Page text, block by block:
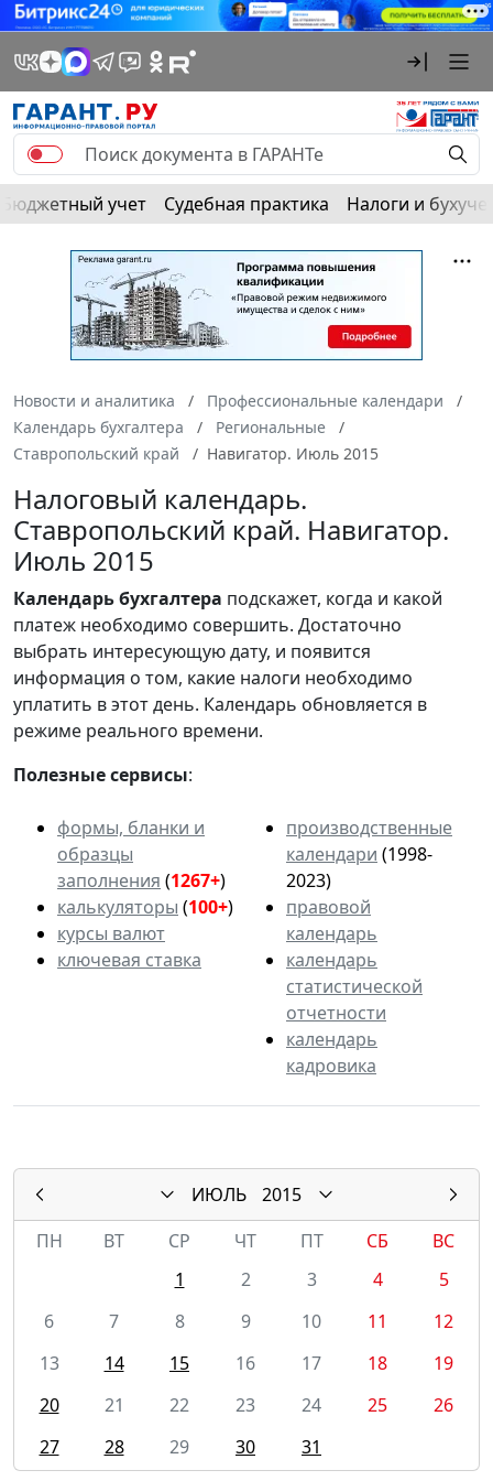
Бюджетный учет Судебная практика Налоги и
Новости и аналитика
Профессиональные календари
Календарь бухгалтера
Региональные
Ставропольский край
Навигатор. Июль 2015
Налоговый календарь.
Ставропольский край. Навигатор.
Июль 2015
Календарьбухгалтера подскажет, когда и какой
платеж необходимо совершить. Достаточно
выбрать интересующую дату, и появится
информация о том, какие налоги необходимо
уплатить в этот день. Календарь обновляется в
режиме реального времени.
Полезные сервисы:
формы, бланки и
образцы
заполнения (1267+)
калькуляторы (100+)
курсы валют
ключевая ставка
производственные
календари (1998-
2023)
правовой
календарь
календарь
статистической
отчетности
календарь
кадровика
ИЮЛЬ
2015
ПН
ВТ СР ЧТ ПТ СБ
ВС
1
2 3 4
5
6
7 8 9 10 11
12
13
14 15 16 17 18
19
20
21 22 23 24 25
26
27
28 29 30 31